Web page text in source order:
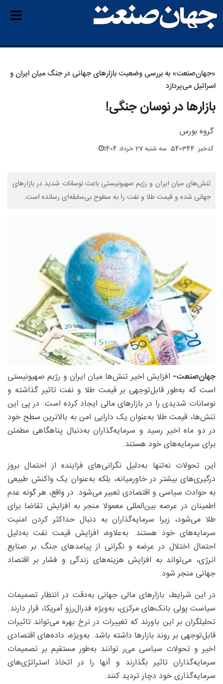
«جهان‌صنعت» به بررسی وضعیت بازارهای جهانی در جنگ میان ایران و
اسرائیل می‌پردازد
بازارها در نوسان جنگی!
گروه بورس
کدخبر: 540344 سه شنبه 27 خرداد 1404
تنش‌های میان ایران و رژیم صهیونیستی باعث نوسانات شدید در بازارهای
جهانی شده و قیمت طلا و نفت را به سطوح بی‌سابقه‌ای رسانده است.
جهان‌صنعت- افزایش اخیر تنش‌ها میان ایران و رژیم صهیونیستی
است که به‌طور قابل‌توجهی بر قیمت طلا و نفت تاثیر گذاشته و
نوسانات شدیدی را در بازارهای مالی ایجاد کرده است. در پی این
تنش‌ها، قیمت طلا به‌عنوان یک دارایی امن به بالاترین سطح خود
در دو ماه اخیر رسید و سرمایه‌گذاران به‌دنبال پناهگاهی مطمئن
برای سرمایه‌های خود هستند.
این تحولات نه‌تنها به‌دلیل نگرانی‌های فزاینده از احتمال بروز
درگیری‌های بیشتر در خاورمیانه، بلکه به‌عنوان یک واکنش طبیعی
به حوادث سیاسی و اقتصادی تعبیر می‌شود. در واقع، هر گونه عدم
اطمینان در عرصه بین‌المللی معمولا منجر به افزایش تقاضا برای
طلا می‌شود، زیرا سرمایه‌گذاران به دنبال حداکثر کردن امنیت
سرمایه‌های خود هستند. به‌علاوه، افزایش قیمت نفت به‌دلیل
احتمال اختلال در عرضه و نگرانی از پیامدهای جنگ بر صنایع
انرژی، می‌تواند به افزایش هزینه‌های زندگی و فشار بر اقتصاد
جهانی منجر شود.
در این شرایط، بازارهای مالی جهانی به‌دقت در انتظار تصمیمات
سیاست پولی بانک‌های مرکزی، به‌ویژه فدرال‌رزو آمریکا، قرار دارند.
تحلیلگران بر این باورند که تغییرات در نرخ بهره می‌تواند تاثیرات
قابل‌توجهی بر روند بازارها داشته باشد. به‌ویژه، داده‌های اقتصادی
اخیر و تحولات سیاسی می‌ر توانند به‌طور مستقیم بر تصمیمات
سرمایه‌گذاران تاثیر بگذارند و آنها را در اتخاذ استراتژی‌های
سرمایه‌گذاری خود دچار تردید کنند.